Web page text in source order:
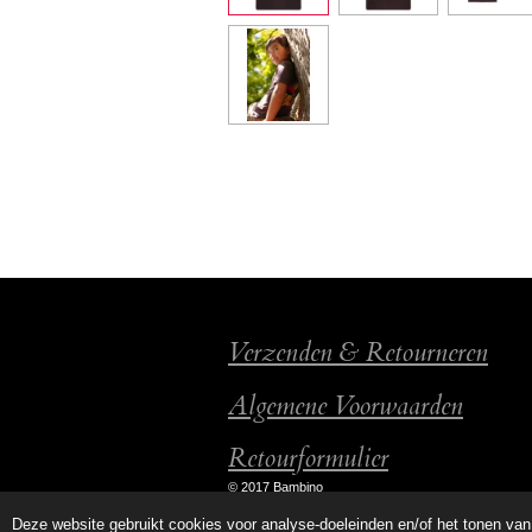
Deze website gebruikt cookies voor analyse-doeleinden en/of het tonen
Verzenden & Retourneren
Algemene Voorwaarden
Retourformulier
© 2017 Bambino